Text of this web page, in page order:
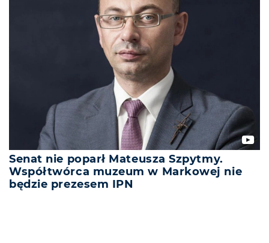
Senat nie poparł Mateusza Szpytmy.
Współtwórca muzeum w Markowej nie
będzie prezesem IPN